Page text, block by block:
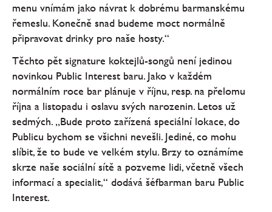
menu vnímám jako návrat k dobrému barmanskému
řemeslu. Konečně snad budeme moct normálně
připravovat drinky pro naše hosty.“
Těchto pět signature koktejlů-songů není jedinou
novinkou Public Interest baru. Jako v každém
normálním roce bar plánuje v říjnu, resp. na přelomu
října a listopadu i oslavu svých narozenin. Letos už
sedmých. „Bude proto zařízená speciální lokace, do
Publicu bychom se všichni nevešli. Jediné, co mohu
slíbit, že to bude ve velkém stylu. Brzy to oznámíme
skrze naše sociální sítě a pozveme lidi, včetně všech
informací a specialit,“ dodává šéfbarman baru Public
Interest.